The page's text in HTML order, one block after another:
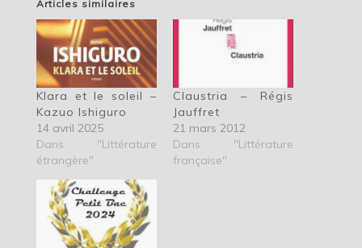
Articles similaires
Klara et le soleil –
Kazuo Ishiguro
14 avril 2025
Dans "Littérature
étrangère"
Claustria – Régis
Jauffret
21 mars 2012
Dans "Littérature
française"